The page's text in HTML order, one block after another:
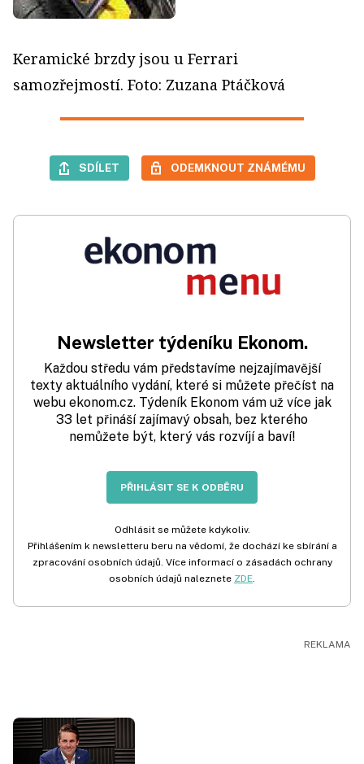
Keramické brzdy jsou u Ferrari
samozřejmostí. Foto: Zuzana Ptáčková
SDÍLET ODEMKNOUT ZNÁMÉMU
Newsletter týdeníku Ekonom.
Každou středu vám představíme nejzajímavější
texty aktuálního vydání, které si můžete přečíst na
webu ekonom.cz. Týdeník Ekonom vám už více jak
33 let přináší zajímavý obsah, bez kterého
nemůžete být, který vás rozvíjí a baví!
PŘIHLÁSIT SE K ODBĚRU
Odhlásit se můžete kdykoliv.
Přihlášením k newsletteru beru na vědomí, že dochází ke sbírání a
zpracování osobních údajů. Více informací o zásadách ochrany
osobních údajů naleznete ZDE.